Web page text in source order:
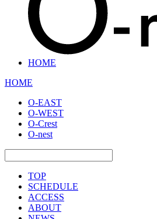
HOME
HOME
O-EAST
O-WEST
O-Crest
O-nest
TOP
SCHEDULE
ACCESS
ABOUT